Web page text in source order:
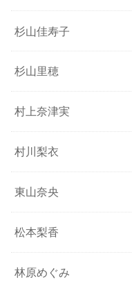
杉山佳寿子
杉山里穂
村上奈津実
村川梨衣
東山奈央
松本梨香
林原めぐみ